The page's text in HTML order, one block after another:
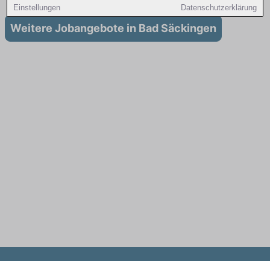
Einstellungen Datenschutzerklärung
Weitere Jobangebote in Bad Säckingen